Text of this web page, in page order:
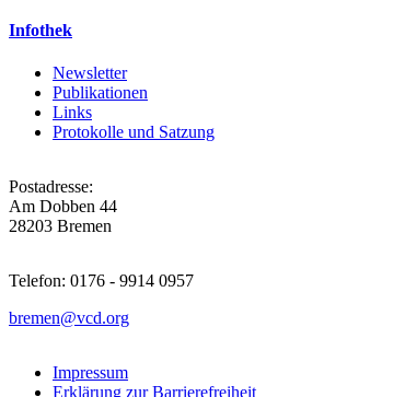
Infothek
Newsletter
Publikationen
Links
Protokolle und Satzung
Postadresse:
Am Dobben 44
28203 Bremen
Telefon: 0176 - 9914 0957
bremen@vcd.org
Impressum
Erklärung zur Barrierefreiheit